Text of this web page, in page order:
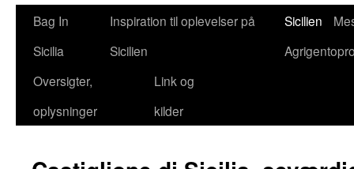
Bag In
Sicilia
Inspiration til oplevelser på
Sicilien
Sicilien
Oversigter,
oplysninger
Link og
kilder